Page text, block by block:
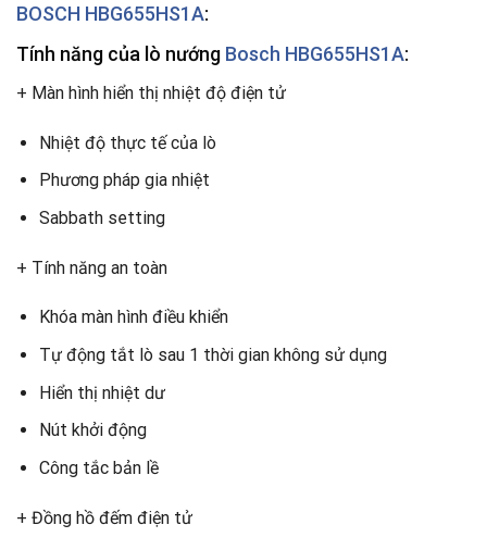
BOSCH HBG655HS1A:
Tính năng của lò nướng Bosch HBG655HS1A:
+ Màn hình hiển thị nhiệt độ điện tử
Nhiệt độ thực tế của lò
Phương pháp gia nhiệt
Sabbath setting
+ Tính năng an toàn
Khóa màn hình điều khiển
Tự động tắt lò sau 1 thời gian không sử dụng
Hiển thị nhiệt dư
Nút khởi động
Công tắc bản lề
+ Đồng hồ đếm điện tử